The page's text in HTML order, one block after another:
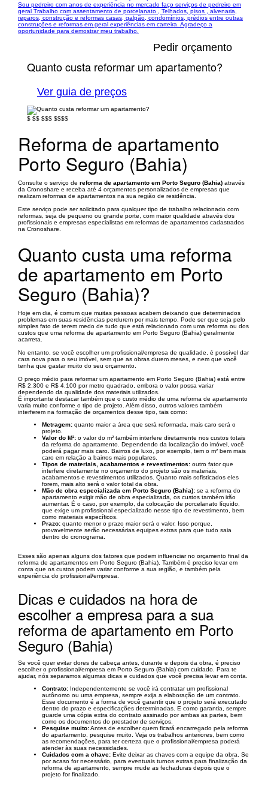
Sou pedreiro com anos de experiência no mercado faço serviços de pedreiro em
geral Trabalho com assentamento de porcelanato , Telhados, pisos , alvenaria,
reparos, construção e reformas casas, galpão, condomínios, prédios entre outras
construções e reformas em geral experiências em carteira. Agradeço a
oportunidade para demostrar meu trabalho.
Pedir orçamento
Quanto custa reformar um apartamento?
Ver guia de preços
$ $$ $$$ $$$$
Reforma de apartamento
Porto Seguro (Bahia)
Consulte o serviço de reforma de apartamento em Porto Seguro (Bahia) através
da Cronoshare e receba até 4 orçamentos personalizados de empresas que
realizam reformas de apartamentos na sua região de residência.
Este serviço pode ser solicitado para qualquer tipo de trabalho relacionado com
reformas, seja de pequeno ou grande porte, com maior qualidade através dos
profissionais e empresas especialistas em reformas de apartamentos cadastrados
na Cronoshare.
Quanto custa uma reforma
de apartamento em Porto
Seguro (Bahia)?
Hoje em dia, é comum que muitas pessoas acabem deixando que determinados
problemas em suas residências perdurem por mais tempo. Pode ser que seja pelo
simples fato de terem medo de tudo que está relacionado com uma reforma ou dos
custos que uma reforma de apartamento em Porto Seguro (Bahia) geralmente
acarreta.
No entanto, se você escolher um profissional/empresa de qualidade, é possível dar
cara nova para o seu imóvel, sem que as obras durem meses, e nem que você
tenha que gastar muito do seu orçamento.
O preço médio para reformar um apartamento em Porto Seguro (Bahia) está entre
R$ 2.300 e R$ 4.100 por metro quadrado, embora o valor possa variar
dependendo da qualidade dos materiais utilizados.
É importante destacar também que o custo médio de uma reforma de apartamento
varia muito conforme o tipo de projeto. Além disso, outros valores também
interferem na formação de orçamentos desse tipo, tais como:
Metragem: quanto maior a área que será reformada, mais caro será o
projeto.
Valor do M²: o valor do m² também interfere diretamente nos custos totais
da reforma do apartamento. Dependendo da localização do imóvel, você
poderá pagar mais caro. Bairros de luxo, por exemplo, tem o m² bem mais
caro em relação a bairros mais populares.
Tipos de materiais, acabamentos e revestimentos: outro fator que
interfere diretamente no orçamento do projeto são os materiais,
acabamentos e revestimentos utilizados. Quanto mais sofisticados eles
forem, mais alto será o valor total da obra.
Mão de obra especializada em Porto Seguro (Bahia): se a reforma do
apartamento exigir mão de obra especializada, os custos também irão
aumentar. É o caso, por exemplo, da colocação de porcelanato líquido,
que exige um profissional especializado nesse tipo de revestimento, bem
como materiais específicos.
Prazo: quanto menor o prazo maior será o valor. Isso porque,
provavelmente serão necessárias equipes extras para que tudo saia
dentro do cronograma.
Esses são apenas alguns dos fatores que podem influenciar no orçamento final da
reforma de apartamentos em Porto Seguro (Bahia). Também é preciso levar em
conta que os custos podem variar conforme a sua região, e também pela
experiência do profissional/empresa.
Dicas e cuidados na hora de
escolher a empresa para a sua
reforma de apartamento em Porto
Seguro (Bahia)
Se você quer evitar dores de cabeça antes, durante e depois da obra, é preciso
escolher o profissional/empresa em Porto Seguro (Bahia) com cuidado. Para te
ajudar, nós separamos algumas dicas e cuidados que você precisa levar em conta.
Contrato: Independentemente se você irá contratar um profissional
autônomo ou uma empresa, sempre exija a elaboração de um contrato.
Esse documento é a forma de você garantir que o projeto será executado
dentro do prazo e especificações determinadas. E como garantia, sempre
guarde uma cópia extra do contrato assinado por ambas as partes, bem
como os documentos do prestador de serviços.
Pesquise muito:Antes de escolher quem ficará encarregado pela reforma
do apartamento, pesquise muito. Veja os trabalhos anteriores, bem como
as recomendações, para ter certeza que o profissional/empresa poderá
atender às suas necessidades.
Cuidados com a chave: Evite deixar as chaves com a equipe da obra. Se
por acaso for necessário, para eventuais turnos extras para finalização da
reforma de apartamento, sempre mude as fechaduras depois que o
projeto for finalizado.